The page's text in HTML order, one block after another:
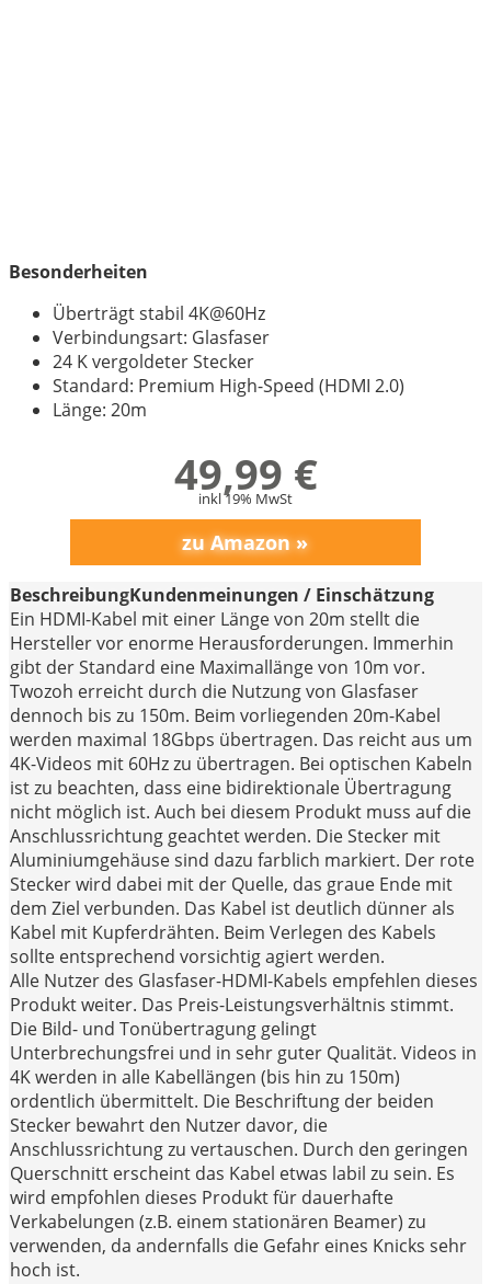
Besonderheiten
Überträgt stabil 4K@60Hz
Verbindungsart: Glasfaser
24 K vergoldeter Stecker
Standard: Premium High-Speed (HDMI 2.0)
Länge: 20m
49,99 €
inkl 19% MwSt
BeschreibungKundenmeinungen / Einschätzung
Ein HDMI-Kabel mit einer Länge von 20m stellt die
Hersteller vor enorme Herausforderungen. Immerhin
gibt der Standard eine Maximallänge von 10m vor.
Twozoh erreicht durch die Nutzung von Glasfaser
dennoch bis zu 150m. Beim vorliegenden 20m-Kabel
werden maximal 18Gbps übertragen. Das reicht aus um
4K-Videos mit 60Hz zu übertragen. Bei optischen Kabeln
ist zu beachten, dass eine bidirektionale Übertragung
nicht möglich ist. Auch bei diesem Produkt muss auf die
Anschlussrichtung geachtet werden. Die Stecker mit
Aluminiumgehäuse sind dazu farblich markiert. Der rote
Stecker wird dabei mit der Quelle, das graue Ende mit
dem Ziel verbunden. Das Kabel ist deutlich dünner als
Kabel mit Kupferdrähten. Beim Verlegen des Kabels
sollte entsprechend vorsichtig agiert werden.
Alle Nutzer des Glasfaser-HDMI-Kabels empfehlen dieses
Produkt weiter. Das Preis-Leistungsverhältnis stimmt.
Die Bild- und Tonübertragung gelingt
Unterbrechungsfrei und in sehr guter Qualität. Videos in
4K werden in alle Kabellängen (bis hin zu 150m)
ordentlich übermittelt. Die Beschriftung der beiden
Stecker bewahrt den Nutzer davor, die
Anschlussrichtung zu vertauschen. Durch den geringen
Querschnitt erscheint das Kabel etwas labil zu sein. Es
wird empfohlen dieses Produkt für dauerhafte
Verkabelungen (z.B. einem stationären Beamer) zu
verwenden, da andernfalls die Gefahr eines Knicks sehr
hoch ist.